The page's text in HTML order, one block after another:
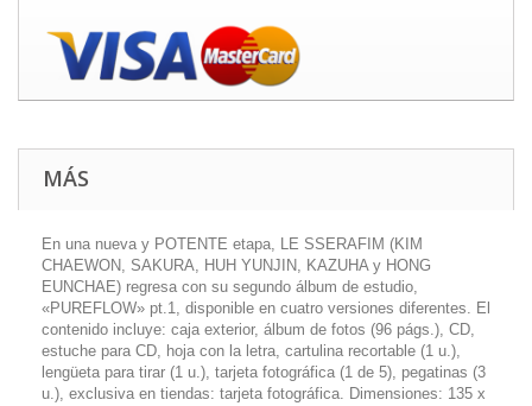
MÁS
En una nueva y POTENTE etapa, LE SSERAFIM (KIM
CHAEWON, SAKURA, HUH YUNJIN, KAZUHA y HONG
EUNCHAE) regresa con su segundo álbum de estudio,
«PUREFLOW» pt.1, disponible en cuatro versiones diferentes. El
contenido incluye: caja exterior, álbum de fotos (96 págs.), CD,
estuche para CD, hoja con la letra, cartulina recortable (1 u.),
lengüeta para tirar (1 u.), tarjeta fotográfica (1 de 5), pegatinas (3
u.), exclusiva en tiendas: tarjeta fotográfica. Dimensiones: 135 x